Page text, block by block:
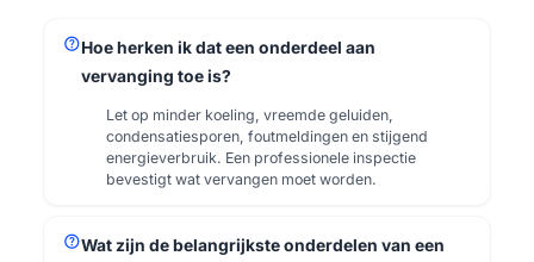
helpHoe herken ik dat een onderdeel aan
vervanging toe is?
Let op minder koeling, vreemde geluiden,
condensatiesporen, foutmeldingen en stijgend
energieverbruik. Een professionele inspectie
bevestigt wat vervangen moet worden.
helpWat zijn de belangrijkste onderdelen van een